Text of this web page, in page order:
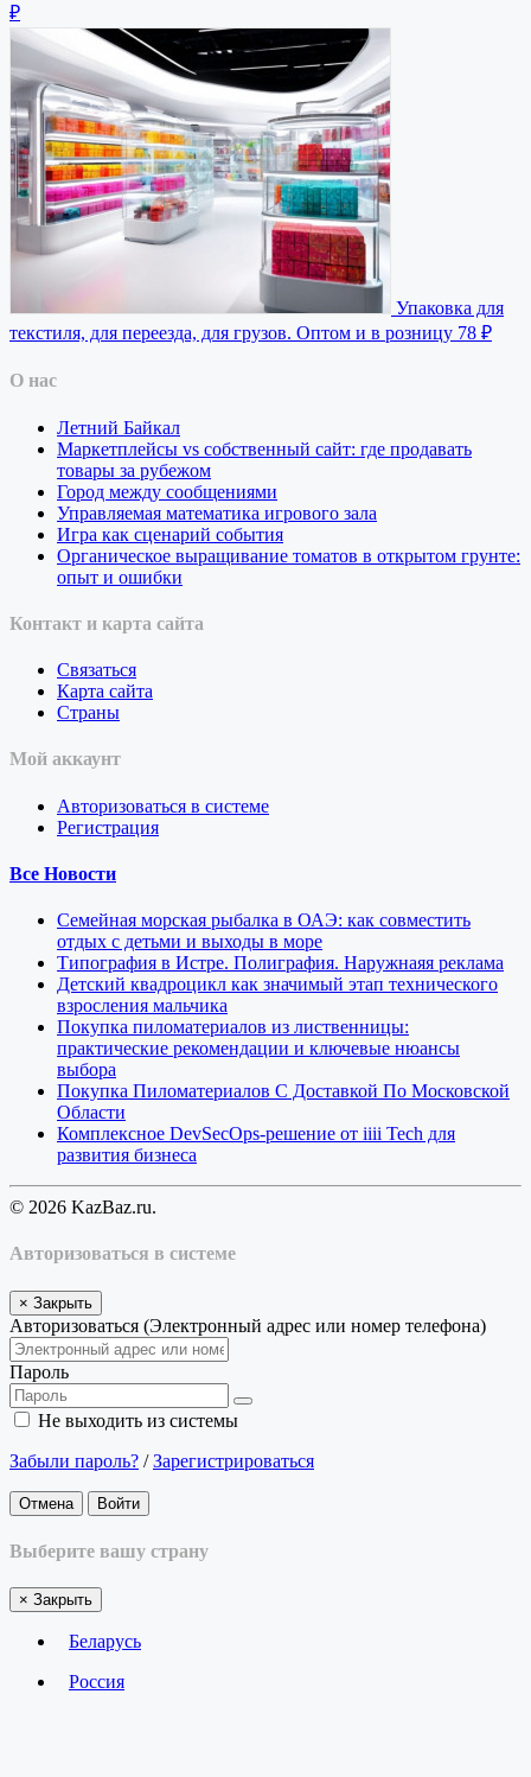
₽
Упаковка для
текстиля, для переезда, для грузов. Оптом и в розницу 78 ₽
О нас
Летний Байкал
Маркетплейсы vs собственный сайт: где продавать
товары за рубежом
Город между сообщениями
Управляемая математика игрового зала
Игра как сценарий события
Органическое выращивание томатов в открытом грунте:
опыт и ошибки
Контакт и карта сайта
Связаться
Карта сайта
Страны
Мой аккаунт
Авторизоваться в системе
Регистрация
Все Новости
Семейная морская рыбалка в ОАЭ: как совместить
отдых с детьми и выходы в море
Типография в Истре. Полиграфия. Наружнаяя реклама
Детский квадроцикл как значимый этап технического
взросления мальчика
Покупка пиломатериалов из лиственницы:
практические рекомендации и ключевые нюансы
выбора
Покупка Пиломатериалов С Доставкой По Московской
Области
Комплексное DevSecOps-решение от iiii Tech для
развития бизнеса
© 2026 KazBaz.ru.
Авторизоваться в системе
× Закрыть
Авторизоваться (Электронный адрес или номер телефона)
Пароль
Не выходить из системы
Забыли пароль? /Зарегистрироваться
Отмена Войти
Выберите вашу страну
× Закрыть
Беларусь
Россия